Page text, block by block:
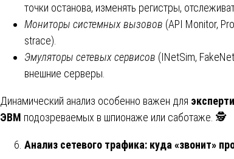
точки останова, изменять регистры,
Мониторы системныхвызовов (API Monitor,
strace).
Эмуляторы сетевых сервисов (INetSim,
внешние серверы.
Динамический анализ особенно важен для
ЭВМ подозреваемых в шпионаже или саботаже. 🕵️
Анализ сетевого трафика: куда «звонит»